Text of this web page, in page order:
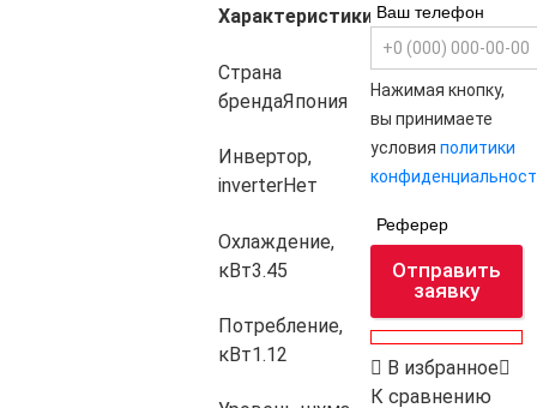
Ваш телефон
Нажимая кнопку,
вы принимаете
условия политики
Реферер
Отправить
заявку
В избранное
К сравнению
Характеристики
Страна
брендаЯпония
Инвертор,
inverterНет
Охлаждение,
кВт3.45
Потребление,
кВт1.12